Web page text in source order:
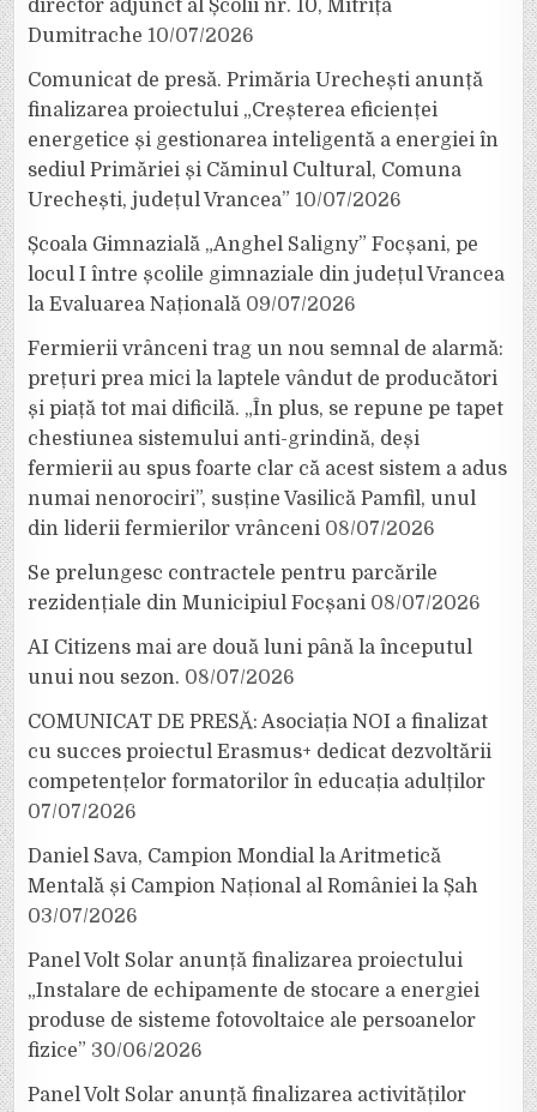
director adjunct al Școlii nr. 10, Mitrița
Dumitrache 10/07/2026
Comunicat de presă. Primăria Urechești anunță
finalizarea proiectului „Creșterea eficienței
energetice și gestionarea inteligentă a energiei în
sediul Primăriei și Căminul Cultural, Comuna
Urechești, județul Vrancea” 10/07/2026
Școala Gimnazială „Anghel Saligny” Focșani, pe
locul I între școlile gimnaziale din județul Vrancea
la Evaluarea Națională 09/07/2026
Fermierii vrânceni trag un nou semnal de alarmă:
prețuri prea mici la laptele vândut de producători
și piață tot mai dificilă. „În plus, se repune pe tapet
chestiunea sistemului anti-grindină, deși
fermierii au spus foarte clar că acest sistem a adus
numai nenorociri”, susține Vasilică Pamfil, unul
din liderii fermierilor vrânceni 08/07/2026
Se prelungesc contractele pentru parcările
rezidențiale din Municipiul Focșani 08/07/2026
AI Citizens mai are două luni până la începutul
unui nou sezon. 08/07/2026
COMUNICAT DE PRESĂ: Asociația NOI a finalizat
cu succes proiectul Erasmus+ dedicat dezvoltării
competențelor formatorilor în educația adulților
07/07/2026
Daniel Sava, Campion Mondial la Aritmetică
Mentală și Campion Național al României la Șah
03/07/2026
Panel Volt Solar anunță finalizarea proiectului
„Instalare de echipamente de stocare a energiei
produse de sisteme fotovoltaice ale persoanelor
fizice” 30/06/2026
Panel Volt Solar anunță finalizarea activităților